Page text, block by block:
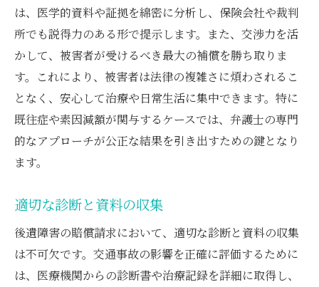
は、医学的資料や証拠を綿密に分析し、保険会社や裁判
所でも説得力のある形で提示します。また、交渉力を活
かして、被害者が受けるべき最大の補償を勝ち取りま
す。これにより、被害者は法律の複雑さに煩わされるこ
となく、安心して治療や日常生活に集中できます。特に
既往症や素因減額が関与するケースでは、弁護士の専門
的なアプローチが公正な結果を引き出すための鍵となり
ます。
適切な診断と資料の収集
後遺障害の賠償請求において、適切な診断と資料の収集
は不可欠です。交通事故の影響を正確に評価するために
は、医療機関からの診断書や治療記録を詳細に取得し、